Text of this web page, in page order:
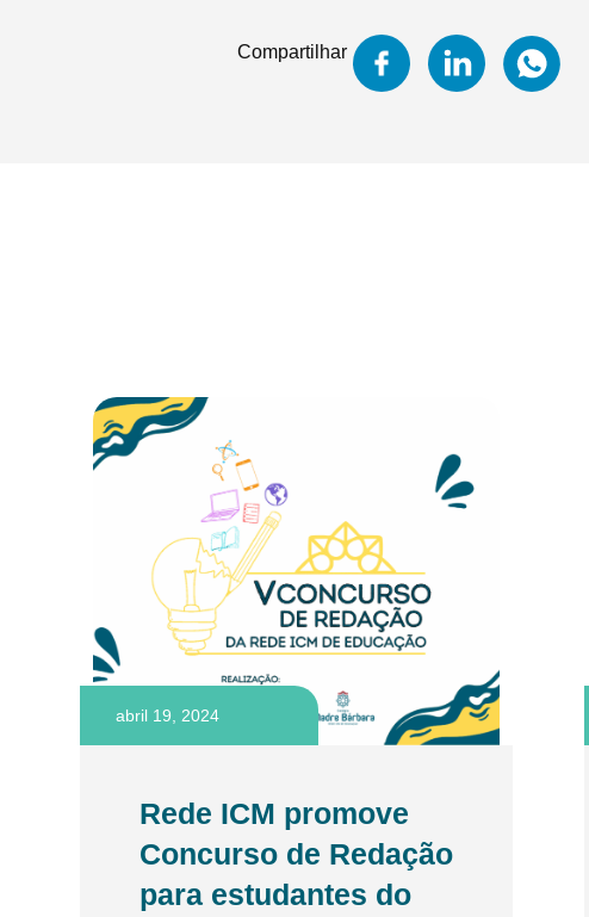
Compartilhar
abril 19, 2024
Rede ICM promove
Concurso de Redação
para estudantes do